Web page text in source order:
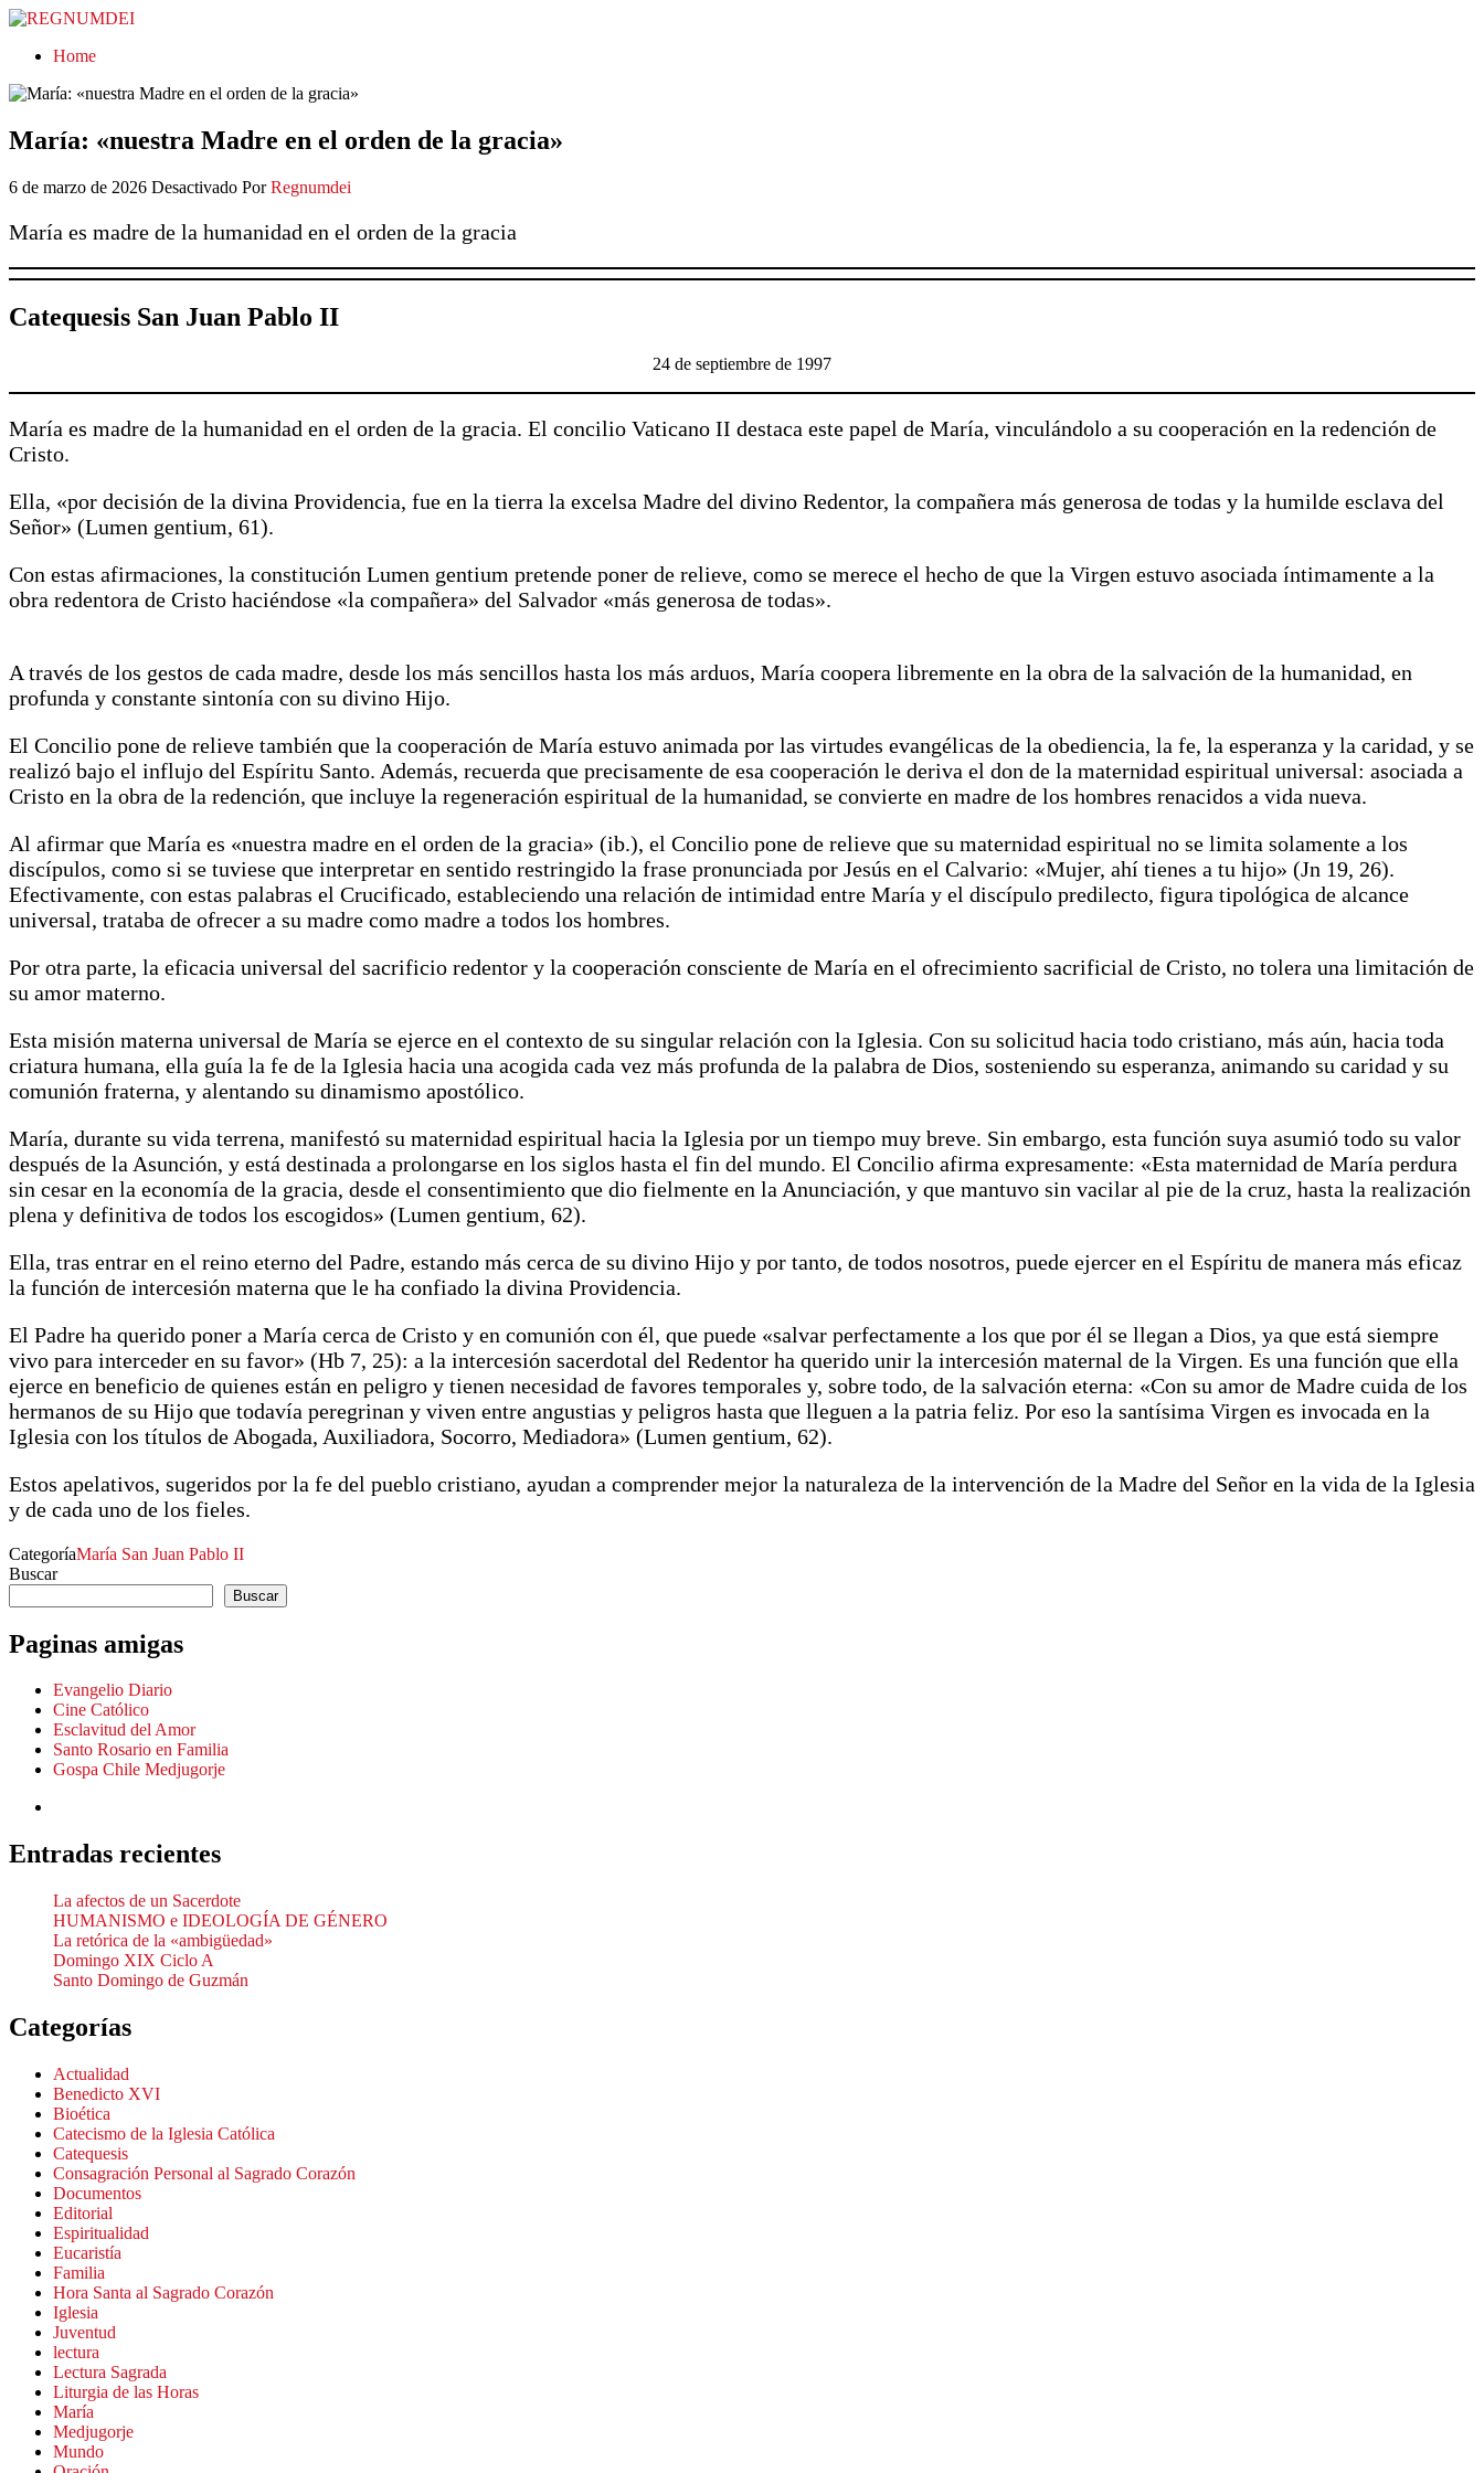
REGNUMDEI
Home
María: «nuestra Madre en el orden de la gracia»
6 de marzo de 2026 Desactivado Por Regnumdei
María es madre de la humanidad en el orden de la gracia
Catequesis San Juan Pablo II
24 de septiembre de 1997
María es madre de la humanidad en el orden de la gracia. El concilio Vaticano II destaca este papel de María, vinculándolo a su cooperación en la redención de
Cristo.
Ella, «por decisión de la divina Providencia, fue en la tierra la excelsa Madre del divino Redentor, la compañera más generosa de todas y la humilde esclava del
Señor» (Lumen gentium, 61).
Con estas afirmaciones, la constitución Lumen gentium pretende poner de relieve, como se merece el hecho de que la Virgen estuvo asociada íntimamente a la
obra redentora de Cristo haciéndose «la compañera» del Salvador «más generosa de todas».
A través de los gestos de cada madre, desde los más sencillos hasta los más arduos, María coopera libremente en la obra de la salvación de la humanidad, en
profunda y constante sintonía con su divino Hijo.
El Concilio pone de relieve también que la cooperación de María estuvo animada por las virtudes evangélicas de la obediencia, la fe, la esperanza y la caridad, y se
realizó bajo el influjo del Espíritu Santo. Además, recuerda que precisamente de esa cooperación le deriva el don de la maternidad espiritual universal: asociada a
Cristo en la obra de la redención, que incluye la regeneración espiritual de la humanidad, se convierte en madre de los hombres renacidos a vida nueva.
Al afirmar que María es «nuestra madre en el orden de la gracia» (ib.), el Concilio pone de relieve que su maternidad espiritual no se limita solamente a los
discípulos, como si se tuviese que interpretar en sentido restringido la frase pronunciada por Jesús en el Calvario: «Mujer, ahí tienes a tu hijo» (Jn 19, 26).
Efectivamente, con estas palabras el Crucificado, estableciendo una relación de intimidad entre María y el discípulo predilecto, figura tipológica de alcance
universal, trataba de ofrecer a su madre como madre a todos los hombres.
Por otra parte, la eficacia universal del sacrificio redentor y la cooperación consciente de María en el ofrecimiento sacrificial de Cristo, no tolera una limitación de
su amor materno.
Esta misión materna universal de María se ejerce en el contexto de su singular relación con la Iglesia. Con su solicitud hacia todo cristiano, más aún, hacia toda
criatura humana, ella guía la fe de la Iglesia hacia una acogida cada vez más profunda de la palabra de Dios, sosteniendo su esperanza, animando su caridad y su
comunión fraterna, y alentando su dinamismo apostólico.
María, durante su vida terrena, manifestó su maternidad espiritual hacia la Iglesia por un tiempo muy breve. Sin embargo, esta función suya asumió todo su valor
después de la Asunción, y está destinada a prolongarse en los siglos hasta el fin del mundo. El Concilio afirma expresamente: «Esta maternidad de María perdura
sin cesar en la economía de la gracia, desde el consentimiento que dio fielmente en la Anunciación, y que mantuvo sin vacilar al pie de la cruz, hasta la realización
plena y definitiva de todos los escogidos» (Lumen gentium, 62).
Ella, tras entrar en el reino eterno del Padre, estando más cerca de su divino Hijo y por tanto, de todos nosotros, puede ejercer en el Espíritu de manera más eficaz
la función de intercesión materna que le ha confiado la divina Providencia.
El Padre ha querido poner a María cerca de Cristo y en comunión con él, que puede «salvar perfectamente a los que por él se llegan a Dios, ya que está siempre
vivo para interceder en su favor» (Hb 7, 25): a la intercesión sacerdotal del Redentor ha querido unir la intercesión maternal de la Virgen. Es una función que ella
ejerce en beneficio de quienes están en peligro y tienen necesidad de favores temporales y, sobre todo, de la salvación eterna: «Con su amor de Madre cuida de los
hermanos de su Hijo que todavía peregrinan y viven entre angustias y peligros hasta que lleguen a la patria feliz. Por eso la santísima Virgen es invocada en la
Iglesia con los títulos de Abogada, Auxiliadora, Socorro, Mediadora» (Lumen gentium, 62).
Estos apelativos, sugeridos por la fe del pueblo cristiano, ayudan a comprender mejor la naturaleza de la intervención de la Madre del Señor en la vida de la Iglesia
y de cada uno de los fieles.
CategoríaMaría San Juan Pablo II
Buscar
Buscar
Paginas amigas
Evangelio Diario
Cine Católico
Esclavitud del Amor
Santo Rosario en Familia
Gospa Chile Medjugorje
Entradas recientes
La afectos de un Sacerdote
HUMANISMO e IDEOLOGÍA DE GÉNERO
La retórica de la «ambigüedad»
Domingo XIX Ciclo A
Santo Domingo de Guzmán
Categorías
Actualidad
Benedicto XVI
Bioética
Catecismo de la Iglesia Católica
Catequesis
Consagración Personal al Sagrado Corazón
Documentos
Editorial
Espiritualidad
Eucaristía
Familia
Hora Santa al Sagrado Corazón
Iglesia
Juventud
lectura
Lectura Sagrada
Liturgia de las Horas
María
Medjugorje
Mundo